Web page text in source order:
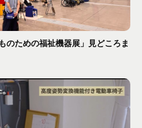
のための福祉機器展」見どころま